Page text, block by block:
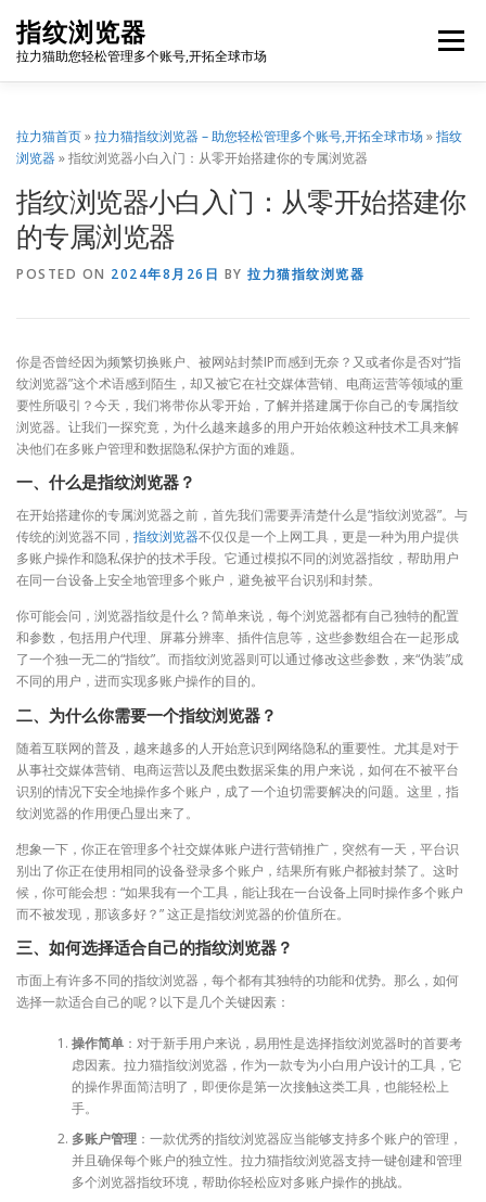
content
指纹浏览器
拉力猫助您轻松管理多个账号,开拓全球市场
Menu
联系我们 免费注册 账号登录 软件下载
拉力猫首页»拉力猫指纹浏览器 – 助您轻松管理多个账号,开拓全球市场»指纹
浏览器»指纹浏览器小白入门：从零开始搭建你的专属浏览器
指纹浏览器小白入门：从零开始搭建你
的专属浏览器
POSTED ON 2024年8月26日 BY 拉力猫指纹浏览器
你是否曾经因为频繁切换账户、被网站封禁IP而感到无奈？又或者你是否对“指
纹浏览器”这个术语感到陌生，却又被它在社交媒体营销、电商运营等领域的重
要性所吸引？今天，我们将带你从零开始，了解并搭建属于你自己的专属指纹
浏览器。让我们一探究竟，为什么越来越多的用户开始依赖这种技术工具来解
决他们在多账户管理和数据隐私保护方面的难题。
一、什么是指纹浏览器？
在开始搭建你的专属浏览器之前，首先我们需要弄清楚什么是“指纹浏览器”。与
传统的浏览器不同， 指纹浏览器不仅仅是一个上网工具，更是一种为用户提供
多账户操作和隐私保护的技术手段。它通过模拟不同的浏览器指纹，帮助用户
在同一台设备上安全地管理多个账户，避免被平台识别和封禁。
你可能会问，浏览器指纹是什么？简单来说，每个浏览器都有自己独特的配置
和参数，包括用户代理、屏幕分辨率、插件信息等，这些参数组合在一起形成
了一个独一无二的“指纹”。而指纹浏览器则可以通过修改这些参数，来“伪装”成
不同的用户，进而实现多账户操作的目的。
二、为什么你需要一个指纹浏览器？
随着互联网的普及，越来越多的人开始意识到网络隐私的重要性。尤其是对于
从事社交媒体营销、电商运营以及爬虫数据采集的用户来说，如何在不被平台
识别的情况下安全地操作多个账户，成了一个迫切需要解决的问题。这里，指
纹浏览器的作用便凸显出来了。
想象一下，你正在管理多个社交媒体账户进行营销推广，突然有一天，平台识
别出了你正在使用相同的设备登录多个账户，结果所有账户都被封禁了。这时
候，你可能会想：“如果我有一个工具，能让我在一台设备上同时操作多个账户
而不被发现，那该多好？” 这正是指纹浏览器的价值所在。
三、如何选择适合自己的指纹浏览器？
市面上有许多不同的指纹浏览器，每个都有其独特的功能和优势。那么，如何
选择一款适合自己的呢？以下是几个关键因素：
操作简单：对于新手用户来说，易用性是选择指纹浏览器时的首要考
虑因素。拉力猫指纹浏览器，作为一款专为小白用户设计的工具，它
的操作界面简洁明了，即便你是第一次接触这类工具，也能轻松上
手。
多账户管理：一款优秀的指纹浏览器应当能够支持多个账户的管理，
并且确保每个账户的独立性。拉力猫指纹浏览器支持一键创建和管理
多个浏览器指纹环境，帮助你轻松应对多账户操作的挑战。